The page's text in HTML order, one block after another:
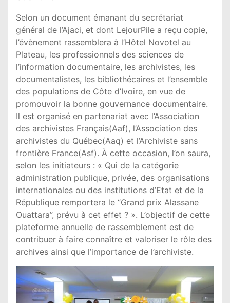
Selon un document émanant du secrétariat
général de l’Ajaci, et dont LejourPile a reçu copie,
l’évènement rassemblera à l’Hôtel Novotel au
Plateau, les professionnels des sciences de
l’information documentaire, les archivistes, les
documentalistes, les bibliothécaires et l’ensemble
des populations de Côte d’Ivoire, en vue de
promouvoir la bonne gouvernance documentaire.
Il est organisé en partenariat avec l’Association
des archivistes Français(Aaf), l’Association des
archivistes du Québec(Aaq) et l’Archiviste sans
frontière France(Asf). À cette occasion, l’on saura,
selon les initiateurs : « Qui de la catégorie
administration publique, privée, des organisations
internationales ou des institutions d’Etat et de la
République remportera le ‘’Grand prix Alassane
Ouattara’’, prévu à cet effet ? ». L’objectif de cette
plateforme annuelle de rassemblement est de
contribuer à faire connaître et valoriser le rôle des
archives ainsi que l’importance de l’archiviste.